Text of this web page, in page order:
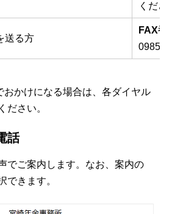
くださ
送る方
FAX番
0985-
おかけになる場合は、各ダイヤル
ださい。
話
でご案内します。なお、案内の
できます。